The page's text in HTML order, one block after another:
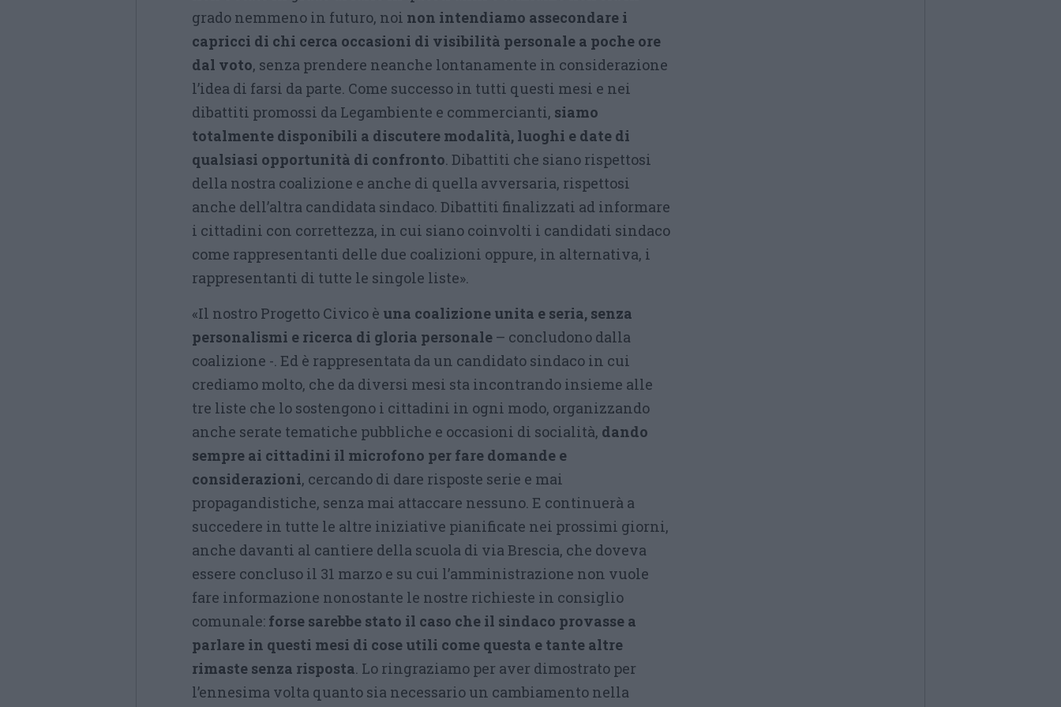
grado nemmeno in futuro, noi non intendiamo assecondare i
capricci di chi cerca occasioni di visibilità personale a poche ore
dal voto, senza prendere neanche lontanamente in considerazione
l’idea di farsi da parte. Come successo in tutti questi mesi e nei
dibattiti promossi da Legambiente e commercianti, siamo
totalmente disponibili a discutere modalità, luoghi e date di
qualsiasi opportunità di confronto. Dibattiti che siano rispettosi
della nostra coalizione e anche di quella avversaria, rispettosi
anche dell’altra candidata sindaco. Dibattiti finalizzati ad informare
i cittadini con correttezza, in cui siano coinvolti i candidati sindaco
come rappresentanti delle due coalizioni oppure, in alternativa, i
rappresentanti di tutte le singole liste».
«Il nostro Progetto Civico è una coalizione unita e seria, senza
personalismi e ricerca di gloria personale – concludono dalla
coalizione -. Ed è rappresentata da un candidato sindaco in cui
crediamo molto, che da diversi mesi sta incontrando insieme alle
tre liste che lo sostengono i cittadini in ogni modo, organizzando
anche serate tematiche pubbliche e occasioni di socialità, dando
sempre ai cittadini il microfono per fare domande e
considerazioni, cercando di dare risposte serie e mai
propagandistiche, senza mai attaccare nessuno. E continuerà a
succedere in tutte le altre iniziative pianificate nei prossimi giorni,
anche davanti al cantiere della scuola di via Brescia, che doveva
essere concluso il 31 marzo e su cui l’amministrazione non vuole
fare informazione nonostante le nostre richieste in consiglio
comunale: forse sarebbe stato il caso che il sindaco provasse a
parlare in questi mesi di cose utili come questa e tante altre
rimaste senza risposta. Lo ringraziamo per aver dimostrato per
l’ennesima volta quanto sia necessario un cambiamento nella